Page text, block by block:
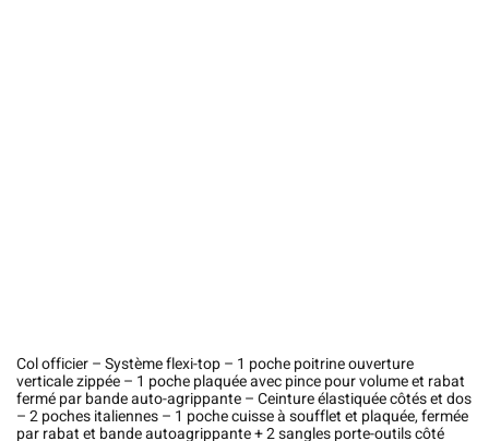
Col officier – Système flexi-top – 1 poche poitrine ouverture
verticale zippée – 1 poche plaquée avec pince pour volume et rabat
fermé par bande auto-agrippante – Ceinture élastiquée côtés et dos
– 2 poches italiennes – 1 poche cuisse à soufflet et plaquée, fermée
par rabat et bande autoagrippante + 2 sangles porte-outils côté